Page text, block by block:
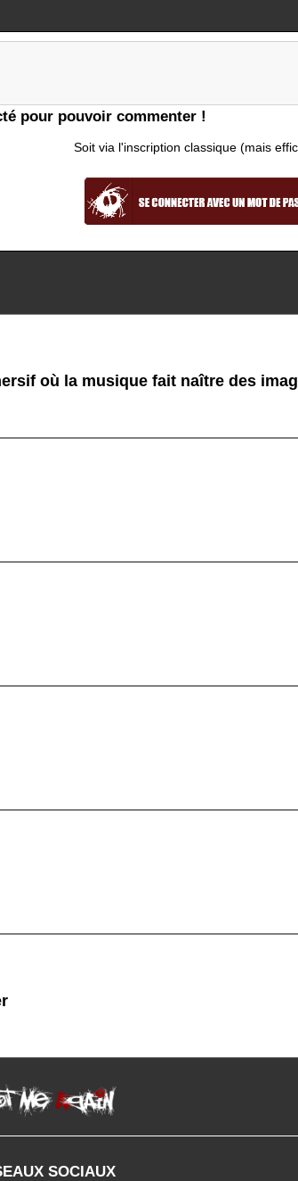
pour pouvoir commenter !
Soit via l'inscription classique (mais
où la musique fait naître des
SOCIAUX